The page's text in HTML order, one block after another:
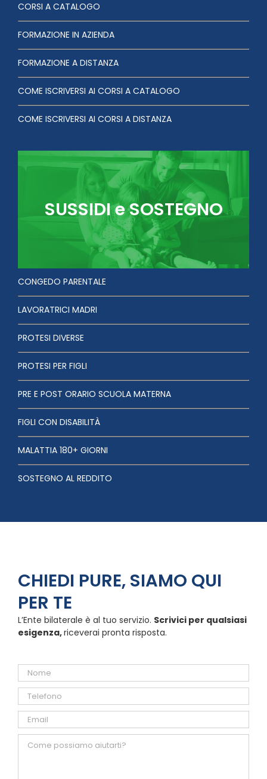
CORSI A CATALOGO
FORMAZIONE IN AZIENDA
FORMAZIONE A DISTANZA
COME ISCRIVERSI AI CORSI A CATALOGO
COME ISCRIVERSI AI CORSI A DISTANZA
SUSSIDI e SOSTEGNO
CONGEDO PARENTALE
LAVORATRICI MADRI
PROTESI DIVERSE
PROTESI PER FIGLI
PRE E POST ORARIO SCUOLA MATERNA
FIGLI CON DISABILITÀ
MALATTIA 180+ GIORNI
SOSTEGNO AL REDDITO
CHIEDI PURE, SIAMO QUI
PER TE
L’Ente bilaterale è al tuo servizio. Scrivici per qualsiasi
esigenza,riceverai pronta risposta.